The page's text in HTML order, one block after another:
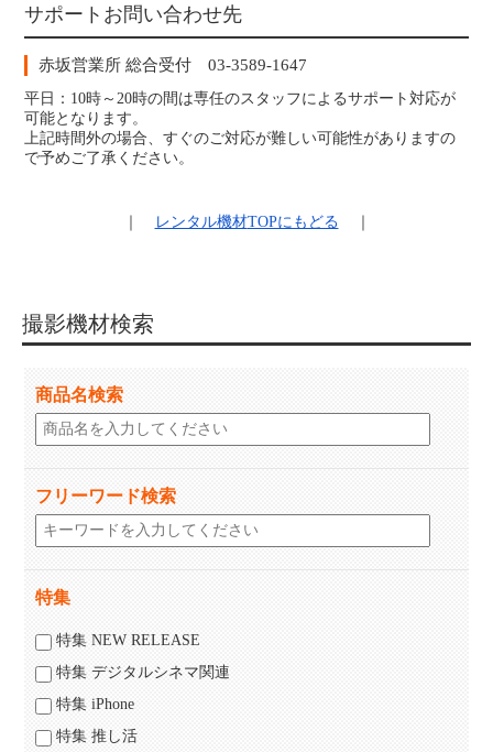
サポートお問い合わせ先
赤坂営業所 総合受付 03-3589-1647
平日：10時～20時の間は専任のスタッフによるサポート対応が
可能となります。
上記時間外の場合、すぐのご対応が難しい可能性がありますの
で予めご了承ください。
レンタル機材TOPにもどる
撮影機材検索
商品名検索
フリーワード検索
特集
特集 NEW RELEASE
特集 デジタルシネマ関連
特集 iPhone
特集 推し活